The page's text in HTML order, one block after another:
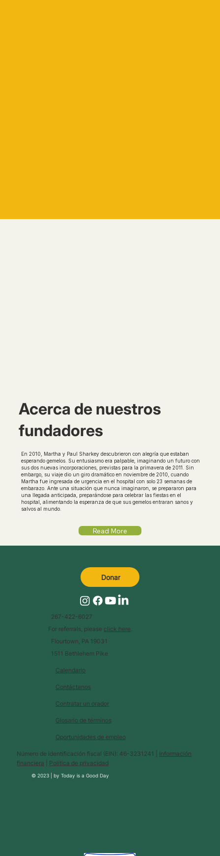
Acerca de nuestros
fundadores
En 2010, Martha y Paul Sharkey descubrieron con alegría que estaban
esperando gemelos. Su entusiasmo era palpable, imaginando un futuro con
sus dos nuevas incorporaciones, previstas para la primavera de 2011. Sin
embargo, su viaje dio un giro dramático en noviembre de 2010, cuando
Martha fue ingresada de urgencia en el hospital con solo 23 semanas de
embarazo. Ante una situación que nunca imaginaron, se prepararon para
una llegada anticipada, preparándose para celebrar las fiestas en el
hospital, alimentando la esperanza de que sus gemelos entraran sanos y
salvos al mundo.
Read More
Calendario
Glosario de términos
Contáctanos
Contratar un orador
Oportunidades de empleo
Número de identificación fiscal (EIN): 46-3231241 | Información
financiera
Política de privacidad
© 2023 |byToday is a Good Day
267-422-6027
For referrals, please click here.
Flourtown, PA 19031
1511 Bethlehem Pike
Donar